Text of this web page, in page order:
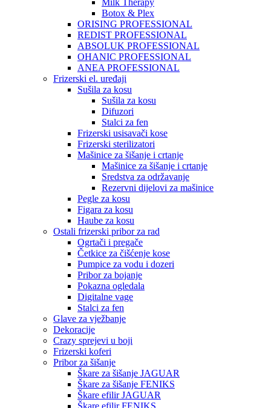
Milk Therapy
Botox & Plex
ORISING PROFESSIONAL
REDIST PROFESSIONAL
ABSOLUK PROFESSIONAL
OHANIC PROFESSIONAL
ANEA PROFESSIONAL
Frizerski el. uređaji
Sušila za kosu
Sušila za kosu
Difuzori
Stalci za fen
Frizerski usisavači kose
Frizerski sterilizatori
Mašinice za šišanje i crtanje
Mašinice za šišanje i crtanje
Sredstva za održavanje
Rezervni dijelovi za mašinice
Pegle za kosu
Figara za kosu
Haube za kosu
Ostali frizerski pribor za rad
Ogrtači i pregače
Četkice za čišćenje kose
Pumpice za vodu i dozeri
Pribor za bojanje
Pokazna ogledala
Digitalne vage
Stalci za fen
Glave za vježbanje
Dekoracije
Crazy sprejevi u boji
Frizerski koferi
Pribor za šišanje
Škare za šišanje JAGUAR
Škare za šišanje FENIKS
Škare efilir JAGUAR
Škare efilir FENIKS